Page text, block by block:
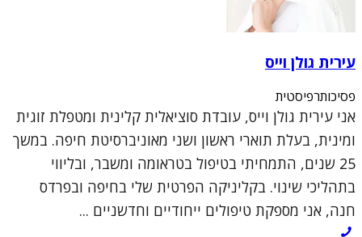
עירית גולן וייס
פסיכותרפיסטית
אני עירית גולן וייס, עובדת סוציאלית קלינית ומטפלת זוגית
ומינית, בעלת תוארי ראשון ושני מאוניברסיטת חיפה. במשך
25 שנים, התמחיתי בטיפול בטראומה ומשבר, ובליווי
בתהליכי שינוי. בקליניקה הפרטית שלי בחיפה ובפרדס
חנה, אני מספקת טיפולים ייחודיים וחדשניים ...